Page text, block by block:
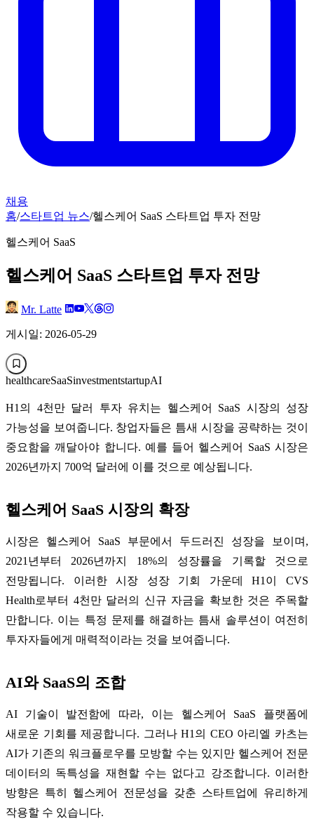
채용
홈/스타트업 뉴스/헬스케어 SaaS 스타트업 투자 전망
헬스케어 SaaS
헬스케어 SaaS 스타트업 투자 전망
Mr. Latte
게시일: 2026-05-29
healthcareSaaSinvestmentstartupAI
H1의 4천만 달러 투자 유치는 헬스케어 SaaS 시장의 성장
가능성을 보여줍니다. 창업자들은 틈새 시장을 공략하는 것이
중요함을 깨달아야 합니다. 예를 들어 헬스케어 SaaS 시장은
2026년까지 700억 달러에 이를 것으로 예상됩니다.
헬스케어 SaaS 시장의 확장
시장은 헬스케어 SaaS 부문에서 두드러진 성장을 보이며,
2021년부터 2026년까지 18%의 성장률을 기록할 것으로
전망됩니다. 이러한 시장 성장 기회 가운데 H1이 CVS
Health로부터 4천만 달러의 신규 자금을 확보한 것은 주목할
만합니다. 이는 특정 문제를 해결하는 틈새 솔루션이 여전히
투자자들에게 매력적이라는 것을 보여줍니다.
AI와 SaaS의 조합
AI 기술이 발전함에 따라, 이는 헬스케어 SaaS 플랫폼에
새로운 기회를 제공합니다. 그러나 H1의 CEO 아리엘 카츠는
AI가 기존의 워크플로우를 모방할 수는 있지만 헬스케어 전문
데이터의 독특성을 재현할 수는 없다고 강조합니다. 이러한
방향은 특히 헬스케어 전문성을 갖춘 스타트업에 유리하게
작용할 수 있습니다.